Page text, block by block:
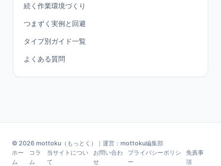
続く作業環境づくり
つまずく実例と回避
タイプ別ガイド一覧
よくある質問
© 2026 mottoku（もっとく）｜運営：mottoku編集部
ホー
ム
コラ
ム
当サイトについ
て
お問い合わ
せ
プライバシーポリシ
ー
免責事
項